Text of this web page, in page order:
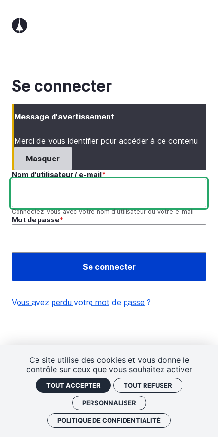
Ce site utilise des cookies et vous donne le
contrôle sur ceux que vous souhaitez activer
TOUT ACCEPTER TOUT REFUSER
PERSONNALISER
POLITIQUE DE CONFIDENTIALITÉ
contenu
Se connecter
Message d'avertissement
Merci de vous identifier pour accéder à ce contenu
Masquer
Nom d'utilisateur / e-mail
Connectez-vous avec votre nom d'utilisateur ou votre e-mail
Mot de passe
Vous avez perdu votre mot de passe ?